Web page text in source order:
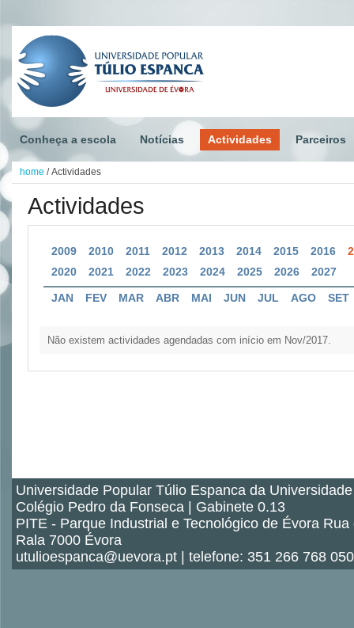
Conheça a escola Notícias Actividades Parceiros
home / Actividades
Actividades
2009 2010 2011 2012 2013 2014 2015 2016
2020
2021 2022 2023 2024 2025 2026 2027
JAN FEV MAR ABR MAI JUN JUL AGO SET
Não existem actividades agendadas com início em Nov/2017.
Universidade Popular Túlio Espanca da
Colégio Pedro da Fonseca | Gabinete 0.13
PITE - Parque Industrial e Tecnológico de Évora Rua
Rala 7000 Évora
utulioespanca@uevora.pt | telefone: 351 266 768 050